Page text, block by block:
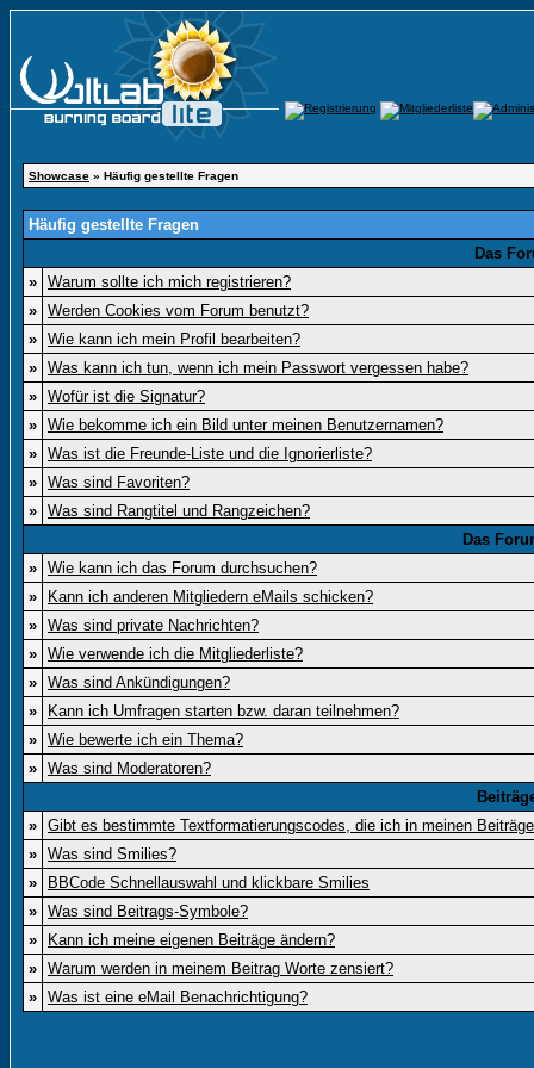
Showcase » Häufig gestellte Fragen
Häufig gestellte Fragen
Das
» Warum sollte ich mich registrieren?
» Werden Cookies vom Forum benutzt?
» Wie kann ich mein Profil bearbeiten?
» Was kann ich tun, wenn ich mein Passwort vergessen habe?
» Wofür ist die Signatur?
» Wie bekomme ich ein Bild unter meinen Benutzernamen?
» Was ist die Freunde-Liste und die Ignorierliste?
» Was sind Favoriten?
» Was sind Rangtitel und Rangzeichen?
Das
» Wie kann ich das Forum durchsuchen?
»
Kann ich anderen Mitgliedern eMails schicken?
» Was sind private Nachrichten?
» Wie verwende ich die Mitgliederliste?
» Was sind Ankündigungen?
»
Kann ich Umfragen starten bzw. daran teilnehmen?
» Wie bewerte ich ein Thema?
» Was sind Moderatoren?
» Gibt es bestimmte Textformatierungscodes, die ich in meinen
» Was sind Smilies?
»
BBCode Schnellauswahl und klickbare Smilies
» Was sind Beitrags-Symbole?
»
Kann ich meine eigenen Beiträge ändern?
» Warum werden in meinem Beitrag Worte zensiert?
» Was ist eine eMail Benachrichtigung?